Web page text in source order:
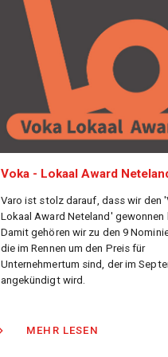
Voka - Lokaal Award
Varo ist stolz darauf, dass wir den
Lokaal Award Neteland' gewonnen
Damit gehören wir zu den 9
die im Rennen um den Preis für
Unternehmertum sind, der im
angekündigt wird.
MEHR LESEN